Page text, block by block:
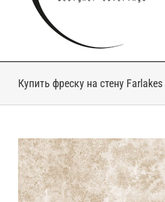
Купить фреску на стену